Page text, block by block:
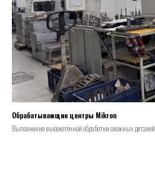
Обрабатывающие центры Mikron
Выполнение высокоточной обработки сложных деталей